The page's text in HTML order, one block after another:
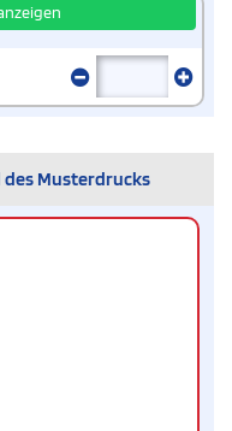
Musterdrucks